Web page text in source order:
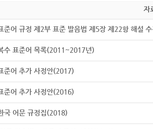
자
준어 규정 제2부 표준 발음법 제5장 제22항 해설
수 표준어 목록(2011~2017년)
준어 추가 사정안(2017)
준어 추가 사정안(2016)
국 어문 규정집(2018)